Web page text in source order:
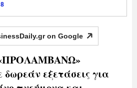
on Google
δωρεάν εξετάσεις για